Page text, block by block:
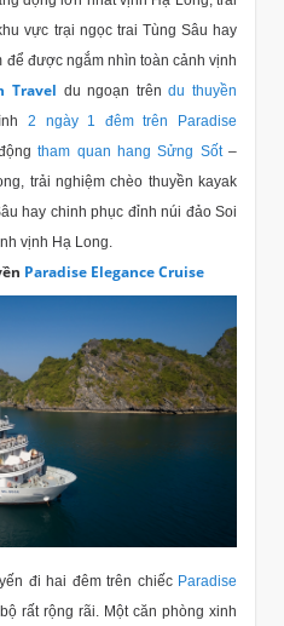
vực trại ngọc trai Tùng Sâu hay
được ngắm nhìn toàn cảnh vịnh
Travel du ngoạn trêndu thuyền
2 ngày 1 đêm trên Paradise
tham quan hang Sửng Sốt–
trải nghiệm chèo thuyền kayak
hay chinh phục đỉnh núi đảo Soi
vịnh Hạ Long.
Paradise Elegance Cruise
đi hai đêm trên chiếc Paradise
rất rộng rãi. Một căn phòng xinh